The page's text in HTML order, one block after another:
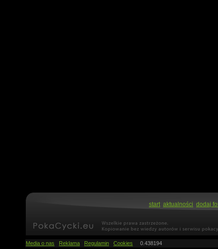
start aktualności dodaj
Media o nas Reklama Regulamin Cookies 0.438194